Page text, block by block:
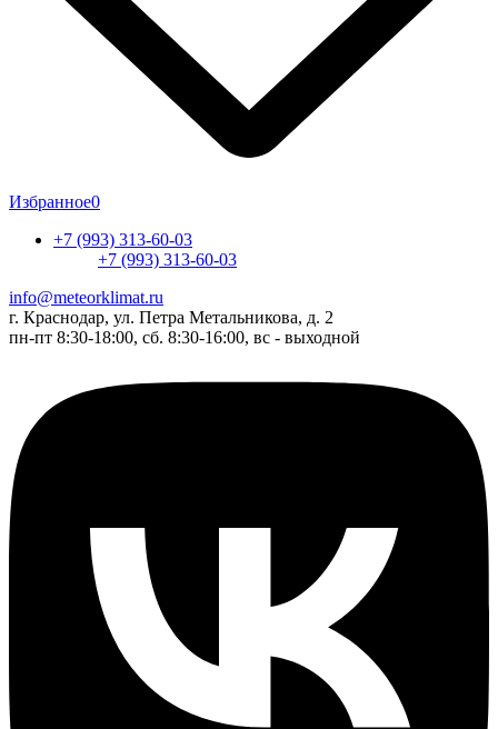
Избранное0
+7 (993) 313-60-03
+7 (993) 313-60-03
info@meteorklimat.ru
г. Краснодар, ул. Петра Метальникова, д. 2
пн-пт 8:30-18:00, сб. 8:30-16:00, вс - выходной